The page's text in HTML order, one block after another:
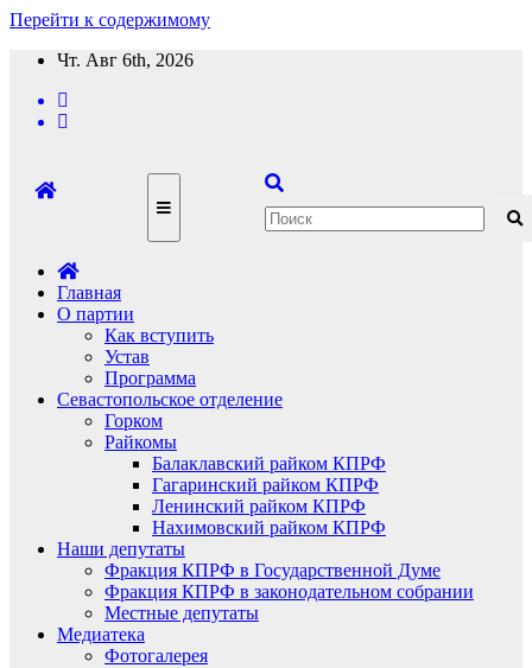
Перейти к содержимому
Чт. Авг 6th, 2026
Главная
О партии
Как вступить
Устав
Программа
Севастопольское отделение
Горком
Райкомы
Балаклавский райком КПРФ
Гагаринский райком КПРФ
Ленинский райком КПРФ
Нахимовский райком КПРФ
Наши депутаты
Фракция КПРФ в Государственной Думе
Фракция КПРФ в законодательном собрании
Местные депутаты
Медиатека
Фотогалерея